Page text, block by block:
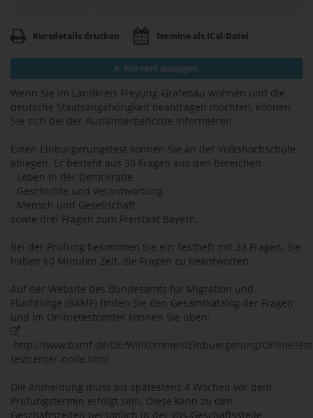
Kursdetails drucken Termine als iCal-Datei
Kursort anzeigen
Wenn Sie im Landkreis Freyung-Grafenau wohnen und die
deutsche Staatsangehörigkeit beantragen möchten, können
Sie sich bei der Ausländerbehörde informieren.
Einen Einbürgerungstest können Sie an der Volkshochschule
ablegen. Er besteht aus 30 Fragen aus den Bereichen
- Leben in der Demokratie
- Geschichte und Verantwortung
- Mensch und Gesellschaft
sowie drei Fragen zum Freistaat Bayern.
Bei der Prüfung bekommen Sie ein Testheft mit 33 Fragen. Sie
haben 60 Minuten Zeit, die Fragen zu beantworten.
Auf der Website des Bundesamts für Migration und
Flüchtlinge (BAMF) finden Sie den Gesamtkatalog der Fragen
und im Onlinetestcenter können Sie üben:
http://www.bamf.de/DE/Willkommen/Einbuergerung/
testcenter-node.html
Die Anmeldung muss bis spätestens 4 Wochen vor dem
Prüfungstermin erfolgt sein. Diese kann zu den
Geschäftszeiten persönlich in der vhs-Geschäftsstelle